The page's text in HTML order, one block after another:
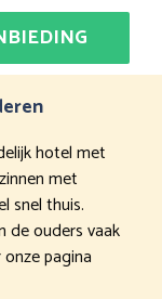
hotel met
met
snel thuis.
de ouders vaak
pagina